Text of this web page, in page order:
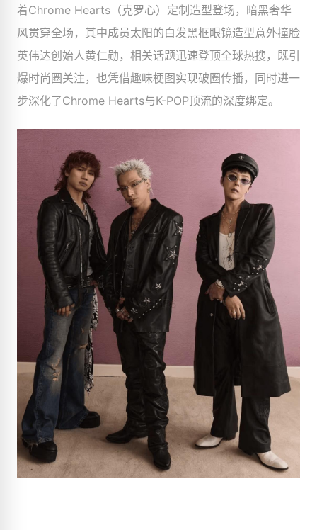
着Chrome Hearts（克罗心）定制造型登场，暗黑奢华
风贯穿全场，其中成员太阳的白发黑框眼镜造型意外撞脸
英伟达创始人黄仁勋，相关话题迅速登顶全球热搜，既引
爆时尚圈关注，也凭借趣味梗图实现破圈传播，同时进一
步深化了Chrome Hearts与K-POP顶流的深度绑定。